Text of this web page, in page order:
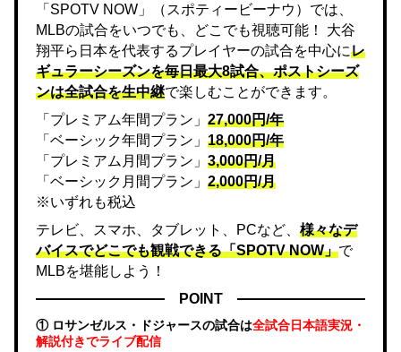
「SPOTV NOW」（スポティービーナウ）では、
MLBの試合をいつでも、どこでも視聴可能！ 大谷
翔平ら日本を代表するプレイヤーの試合を中心にレ
ギュラーシーズンを毎日最大8試合、ポストシーズ
ンは全試合を生中継で楽しむことができます。
「プレミアム年間プラン」 27,000円/年
「ベーシック年間プラン」 18,000円/年
「プレミアム月間プラン」 3,000円/月
「ベーシック月間プラン」 2,000円/月
※いずれも税込
テレビ、スマホ、タブレット、PCなど、 様々なデ
バイスでどこでも観戦できる「SPOTV NOW」で
MLBを堪能しよう！
POINT
① ロサンゼルス・ドジャースの試合は全試合日本語実況・
解説付きでライブ配信